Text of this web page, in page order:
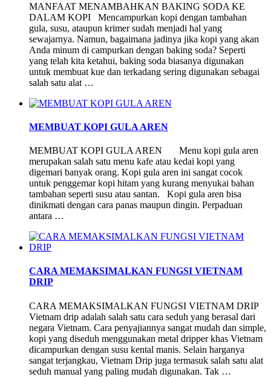
MANFAAT MENAMBAHKAN BAKING SODA KE
DALAM KOPI Mencampurkan kopi dengan tambahan
gula, susu, ataupun krimer sudah menjadi hal yang
sewajarnya. Namun, bagaimana jadinya jika kopi yang akan
Anda minum di campurkan dengan baking soda? Seperti
yang telah kita ketahui, baking soda biasanya digunakan
untuk membuat kue dan terkadang sering digunakan sebagai
salah satu alat …
MEMBUAT KOPI GULA AREN
MEMBUAT KOPI GULA AREN Menu kopi gula aren
merupakan salah satu menu kafe atau kedai kopi yang
digemari banyak orang. Kopi gula aren ini sangat cocok
untuk penggemar kopi hitam yang kurang menyukai bahan
tambahan seperti susu atau santan. Kopi gula aren bisa
dinikmati dengan cara panas maupun dingin. Perpaduan
antara …
CARA MEMAKSIMALKAN FUNGSI VIETNAM
DRIP
CARA MEMAKSIMALKAN FUNGSI VIETNAM DRIP
Vietnam drip adalah salah satu cara seduh yang berasal dari
negara Vietnam. Cara penyajiannya sangat mudah dan simple,
kopi yang diseduh menggunakan metal dripper khas Vietnam
dicampurkan dengan susu kental manis. Selain harganya
sangat terjangkau, Vietnam Drip juga termasuk salah satu alat
seduh manual yang paling mudah digunakan. Tak …